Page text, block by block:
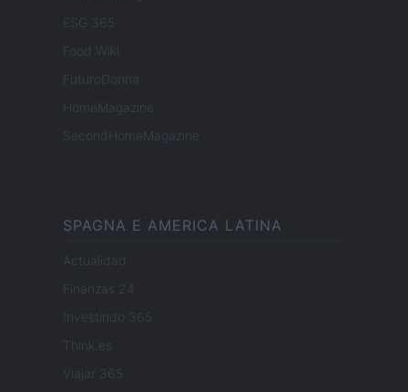
ESG 365
Food Wiki
FuturoDonna
HomeMagazine
SecondHomeMagazine
SPAGNA E AMERICA LATINA
Actualidad
Finanzas 24
Investindo 365
Think.es
Viajar 365